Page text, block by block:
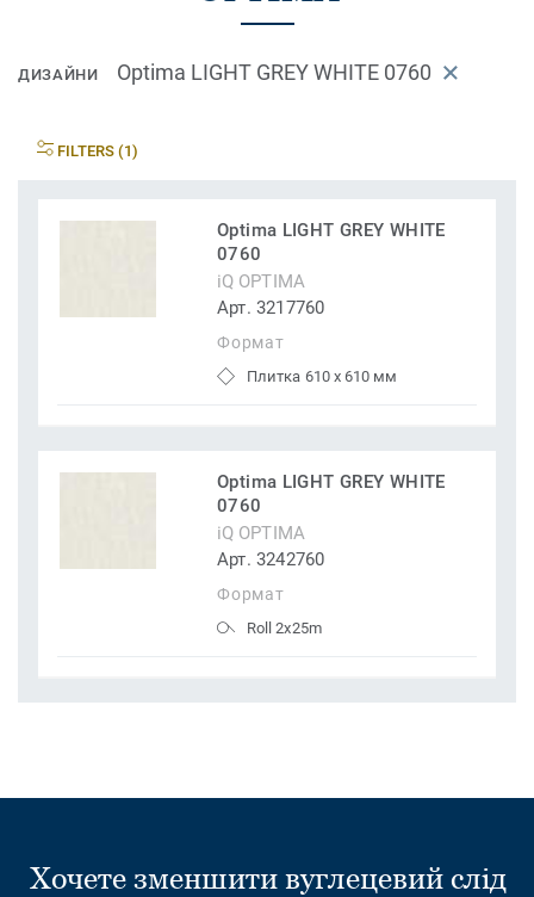
ДИЗАЙНИ Optima LIGHT GREY WHITE 0760
FILTERS (1)
Optima LIGHT GREY WHITE
0760
iQ OPTIMA
Арт. 3217760
Формат
Плитка 610 x 610 мм
Optima LIGHT GREY WHITE
0760
iQ OPTIMA
Арт. 3242760
Формат
Roll 2x25m
Хочете зменшити вуглецевий слід